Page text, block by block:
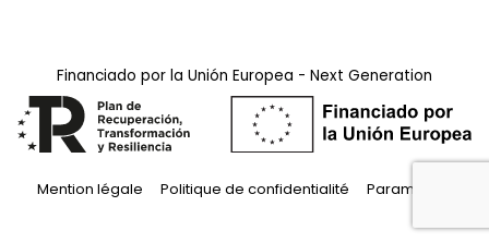
Financiado por la Unión Europea - Next Generation
Mention légale Politique de confidentialité Paramètres